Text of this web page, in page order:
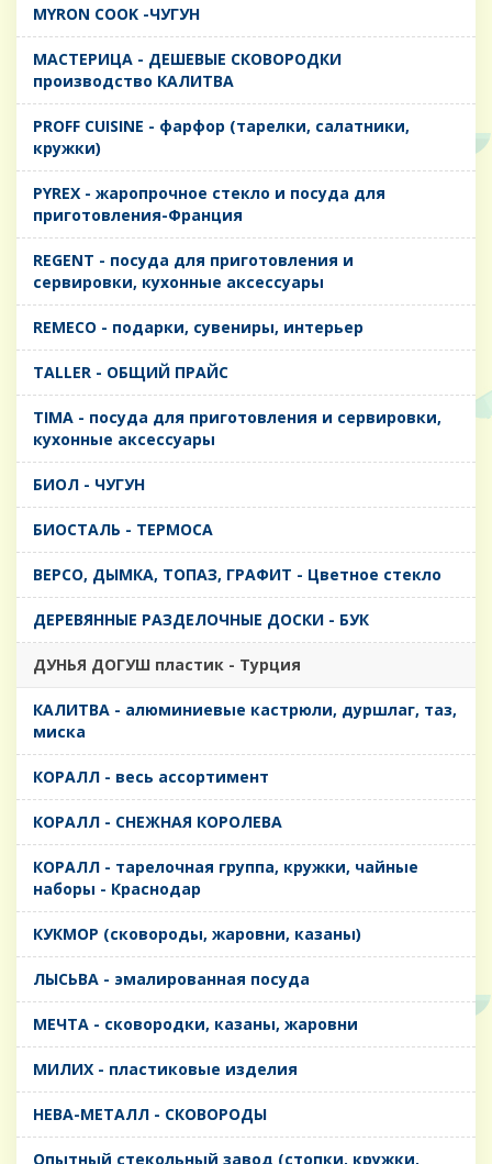
MYRON COOK -ЧУГУН
MАСТЕРИЦА - ДЕШЕВЫЕ СКОВОРОДКИ
производство КАЛИТВА
PROFF CUISINE - фарфор (тарелки, салатники,
кружки)
PYREX - жаропрочное стекло и посуда для
приготовления-Франция
REGENT - посуда для приготовления и
сервировки, кухонные аксессуары
REMECO - подарки, сувениры, интерьер
TALLER - ОБЩИЙ ПРАЙС
TIMA - посуда для приготовления и сервировки,
кухонные аксессуары
БИОЛ - ЧУГУН
БИОСТАЛЬ - ТЕРМОСА
ВЕРСО, ДЫМКА, ТОПАЗ, ГРАФИТ - Цветное стекло
ДЕРЕВЯННЫЕ РАЗДЕЛОЧНЫЕ ДОСКИ - БУК
ДУНЬЯ ДОГУШ пластик - Турция
КАЛИТВА - алюминиевые кастрюли, дуршлаг, таз,
миска
КОРАЛЛ - весь ассортимент
КОРАЛЛ - СНЕЖНАЯ КОРОЛЕВА
КОРАЛЛ - тарелочная группа, кружки, чайные
наборы - Краснодар
КУКМОР (сковороды, жаровни, казаны)
ЛЫСЬВА - эмалированная посуда
МЕЧТА - сковородки, казаны, жаровни
МИЛИХ - пластиковые изделия
НЕВА-МЕТАЛЛ - СКОВОРОДЫ
Опытный стекольный завод (стопки, кружки,